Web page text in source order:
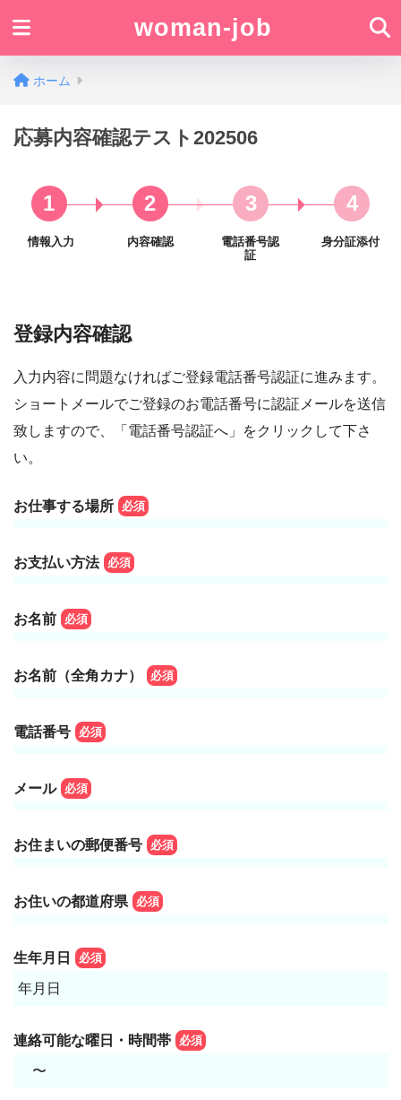
woman-job
ホーム
応募内容確認テスト202506
1 2 3 4
情報入力 内容確認
電話番号認
証
身分証添付
登録内容確認
入力内容に問題なければご登録電話番号認証に進みます。
ショートメールでご登録のお電話番号に認証メールを送信
致しますので、「電話番号認証へ」をクリックして下さ
い。
お仕事する場所 必須
お支払い方法 必須
お名前 必須
お名前（全角カナ） 必須
電話番号 必須
メール 必須
お住まいの郵便番号 必須
お住いの都道府県 必須
生年月日 必須
年月日
連絡可能な曜日・時間帯 必須
〜